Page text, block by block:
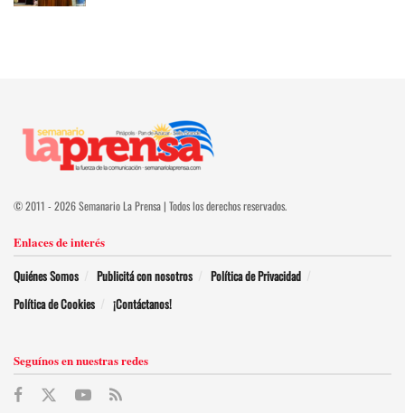
© 2011 - 2026 Semanario La Prensa | Todos los derechos reservados.
Enlaces de interés
Quiénes Somos Publicitá con nosotros
Política de Privacidad
Política de Cookies
¡Contáctanos!
Seguínos en nuestras redes